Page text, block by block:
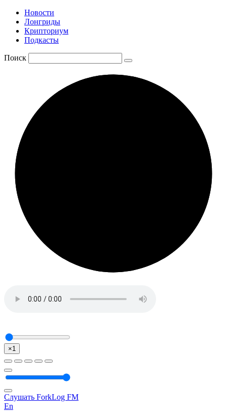
Новости
Лонгриды
Крипториум
Подкасты
Поиск
×1
Слушать ForkLog FM
En